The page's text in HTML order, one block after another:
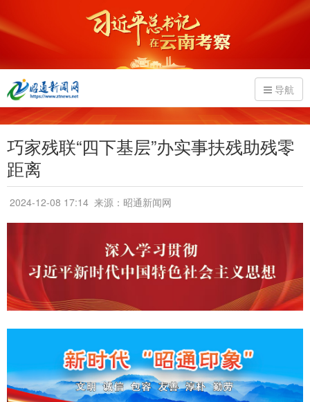
导航
巧家残联“四下基层”办实事扶残助残零
距离
2024-12-08 17:14 来源：昭通新闻网